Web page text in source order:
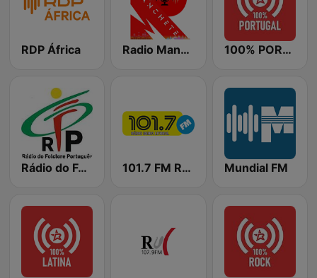
RDP África Radio Manchete 100% PORTUGAL
Rádio do Folclore Português 101.7 FM Rádio Beira Litoral Mundial FM